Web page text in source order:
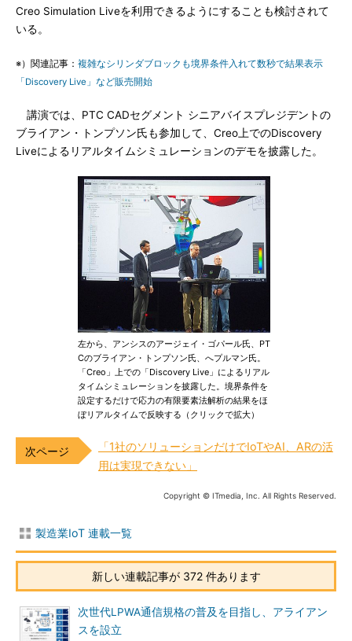
Creo Simulation Liveを利用できるようにすることも検討されて
いる。
※）関連記事： 複雑なシリンダブロックも境界条件入れて数秒で結果表示
「Discovery Live」など販売開始
講演では、PTC CADセグメント シニアバイスプレジデントの
ブライアン・トンプソン氏も参加して、Creo上でのDiscovery
Liveによるリアルタイムシミュレーションのデモを披露した。
左から、アンシスのアージェイ・ゴパール氏、PT
Cのブライアン・トンプソン氏、へプルマン氏。
「Creo」上での「Discovery Live」によるリアル
タイムシミュレーションを披露した。境界条件を
設定するだけで応力の有限要素法解析の結果をほ
ぼリアルタイムで反映する（クリックで拡大）
「1社のソリューションだけでIoTやAI、ARの活
用は実現できない」
Copyright © ITmedia, Inc. All Rights Reserved.
製造業IoT 連載一覧
新しい連載記事が 372 件あります
次世代LPWA通信規格の普及を目指し、アライアン
スを設立